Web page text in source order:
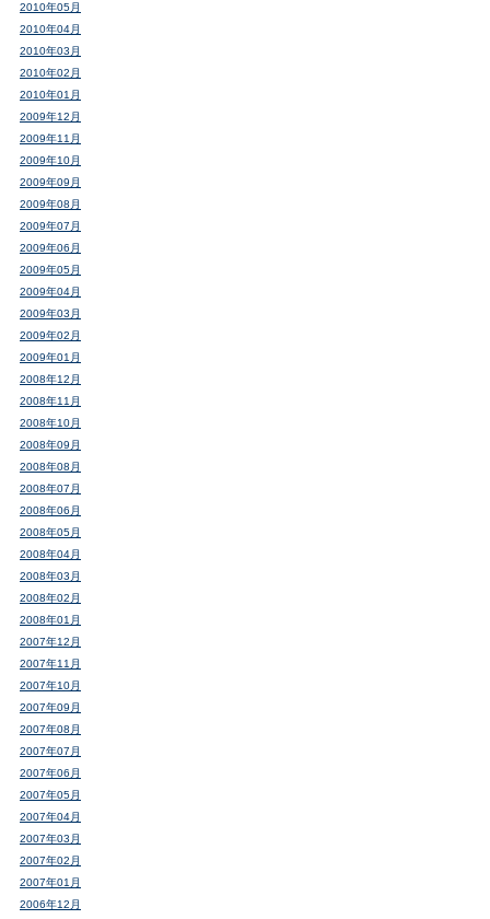
2010年05月
2010年04月
2010年03月
2010年02月
2010年01月
2009年12月
2009年11月
2009年10月
2009年09月
2009年08月
2009年07月
2009年06月
2009年05月
2009年04月
2009年03月
2009年02月
2009年01月
2008年12月
2008年11月
2008年10月
2008年09月
2008年08月
2008年07月
2008年06月
2008年05月
2008年04月
2008年03月
2008年02月
2008年01月
2007年12月
2007年11月
2007年10月
2007年09月
2007年08月
2007年07月
2007年06月
2007年05月
2007年04月
2007年03月
2007年02月
2007年01月
2006年12月